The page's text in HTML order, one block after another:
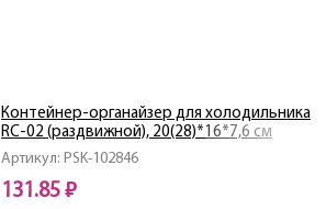
Артикул: PSK-102846
Контейнер-органайзер для холодильника
RC-02 (раздвижной), 20(28)*16*7,6 см
131.85 ₽